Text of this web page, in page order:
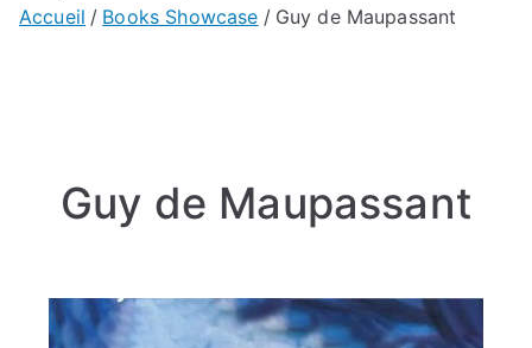
Accueil Books Showcase Guy de Maupassant
Guy de Maupassant